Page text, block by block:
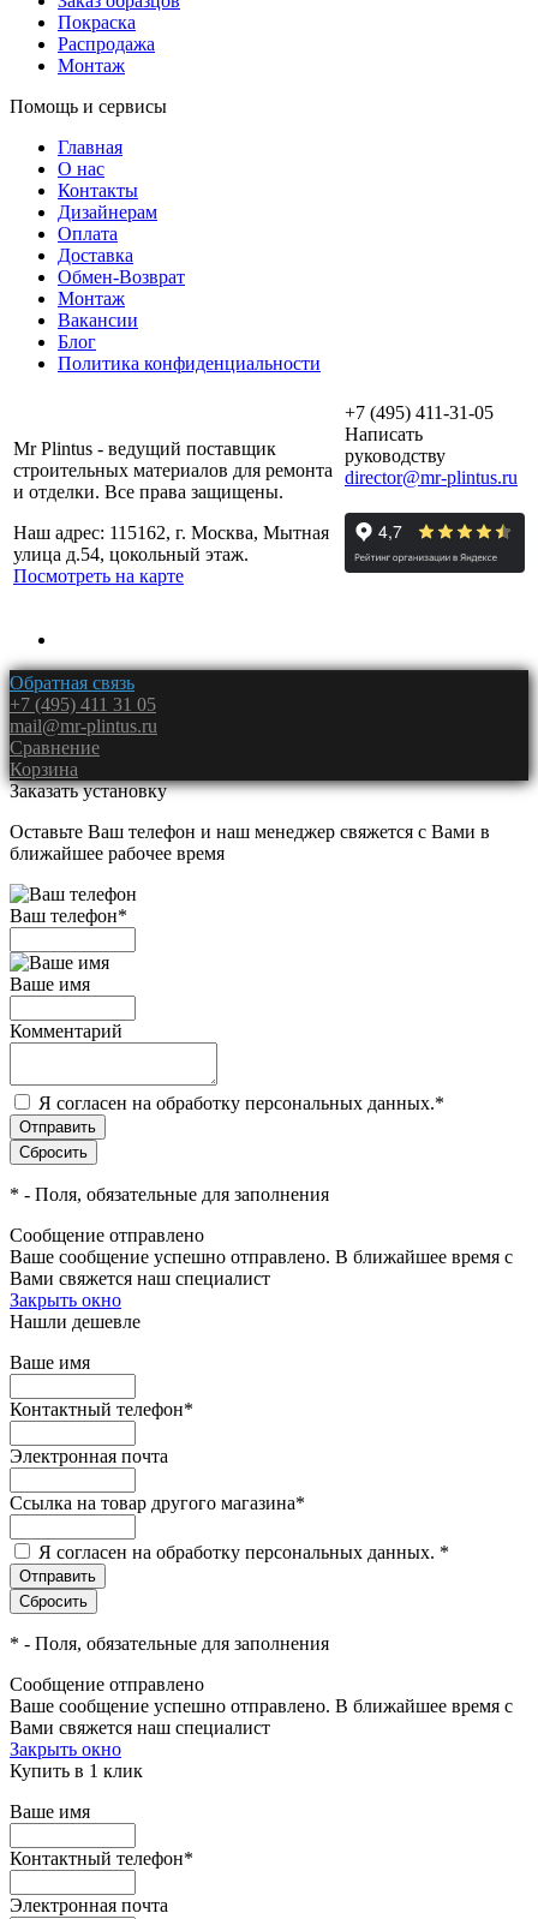
Покраска
Распродажа
Монтаж
Помощь и сервисы
Главная
О нас
Контакты
Дизайнерам
Оплата
Доставка
Обмен-Возврат
Монтаж
Вакансии
Блог
Политика конфиденциальности
Mr Plintus - ведущий поставщик
строительных материалов для ремонта
и отделки. Все права защищены.
Наш адрес: 115162, г. Москва, Мытная
улица д.54, цокольный этаж.
Посмотреть на карте
+7 (495) 411-31-05
Написать
руководству
director@mr-plintus.ru
Обратная связь
+7 (495) 411 31 05
mail@mr-plintus.ru
Сравнение
Корзина
Заказать установку
Оставьте Ваш телефон и наш менеджер свяжется с Вами в
ближайшее рабочее время
Ваш телефон*
Ваше имя
Комментарий
Я согласен на обработку персональных данных.*
* - Поля, обязательные для заполнения
Сообщение отправлено
Ваше сообщение успешно отправлено. В ближайшее время с
Вами свяжется наш специалист
Закрыть окно
Нашли дешевле
Ваше имя
Контактный телефон*
Электронная почта
Ссылка на товар другого магазина*
Я согласен на обработку персональных данных. *
* - Поля, обязательные для заполнения
Сообщение отправлено
Ваше сообщение успешно отправлено. В ближайшее время с
Вами свяжется наш специалист
Закрыть окно
Купить в 1 клик
Ваше имя
Контактный телефон*
Электронная почта